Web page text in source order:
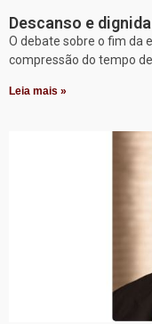
Descanso e
O debate sobre o fim da
compressão do tempo
Leia mais »